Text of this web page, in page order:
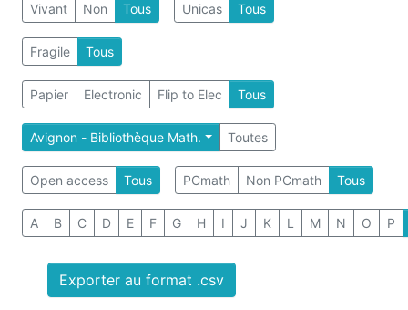
Vivant Non Tous Unicas Tous
Fragile Tous
Papier Electronic Flip to Elec Tous
Avignon - Bibliothèque Math. Toutes
Open access Tous PCmath Non PCmath Tous
A B C D E F G H I J K L M N O P
Exporter au format .csv